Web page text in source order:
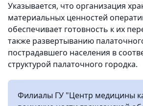
Указывается, что организация
материальных ценностей
обеспечивает готовность к их
также развертыванию
пострадавшего населения в
структурой палаточного городка.
Филиалы ГУ "Центр медицины